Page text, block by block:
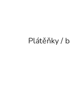
Plátěňky /